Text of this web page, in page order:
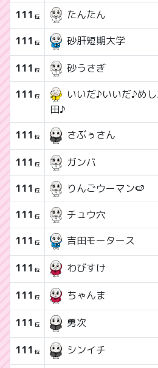
111 位 たんたん
111 位 砂肝短期大学
111 位 砂うさぎ
111 位
いいだ♪いいだ♪め
田♪
111 位 さぶぅさん
111 位 ガンバ
111 位 りんごウーマン🍉
111 位 チュウ穴
111 位 吉田モータース
111 位 わびすけ
111 位 ちゃんま
111 位 勇次
111 位 シンイチ